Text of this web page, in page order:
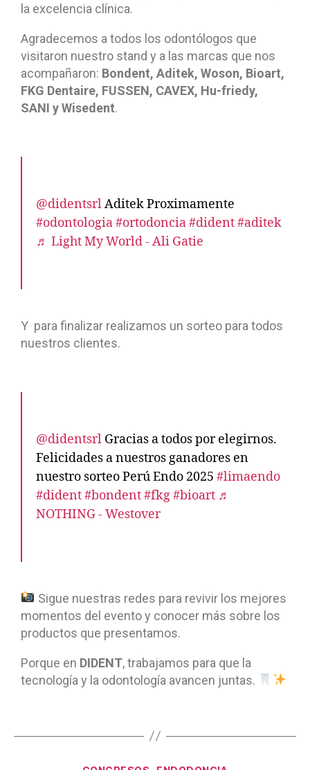
la excelencia clínica.
Agradecemos a todos los odontólogos que
visitaron nuestro stand y a las marcas que nos
acompañaron: Bondent, Aditek, Woson, Bioart,
FKG Dentaire, FUSSEN, CAVEX, Hu-friedy,
SANI y Wisedent.
@didentsrlAditek Proximamente
#odontologia#ortodoncia#dident#aditek
♬ Light My World - Ali Gatie
Y para finalizar realizamos un sorteo para todos
nuestros clientes.
@didentsrl Gracias a todos por elegirnos.
Felicidades a nuestros ganadores en
nuestro sorteo Perú Endo 2025 #limaendo
#dident#bondent#fkg#bioart ♬
NOTHING - Westover
Sigue nuestras redes para revivir los mejores
momentos del evento y conocer más sobre los
productos que presentamos.
Porque en DIDENT, trabajamos para que la
tecnología y la odontología avancen juntas.